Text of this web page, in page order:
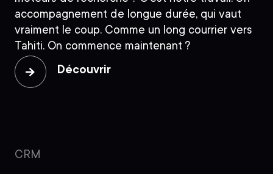
accompagnement de longue durée, qui vaut
vraiment le coup. Comme un long courrier vers
Tahiti. On commence maintenant ?
Découvrir
CRM